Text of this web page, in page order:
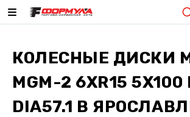
КОЛЕСНЫЕ ДИСКИ
MGM-2 6XR15 5X100
DIA57.1 В